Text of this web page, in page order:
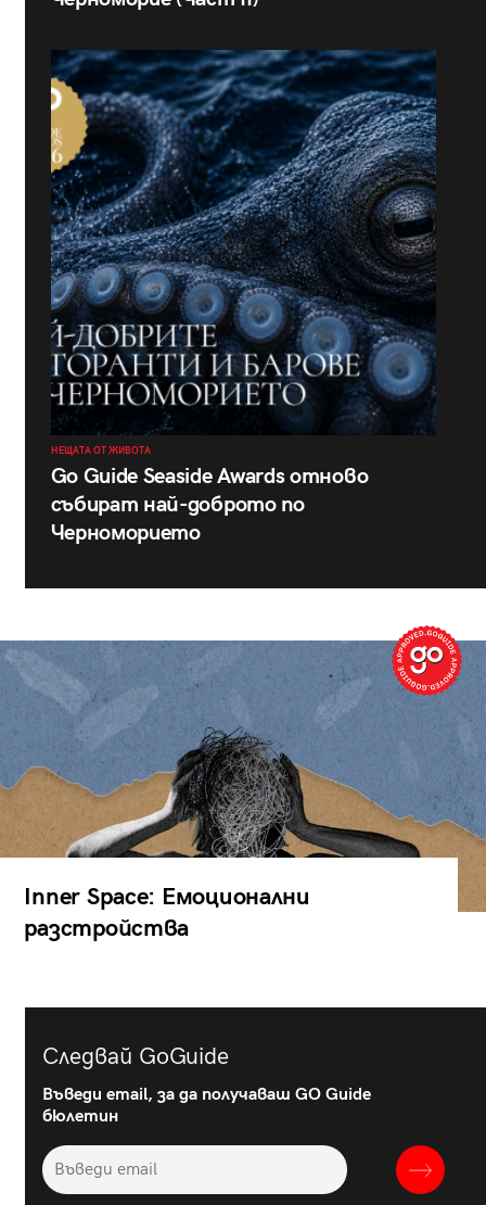
НЕЩАТА ОТ ЖИВОТА
Go Guide Seaside Awards отново
събират най-доброто по
Черноморието
Inner Space: Емоционални
разстройства
Следвай GoGuide
Въведи email, за да получаваш GO Guide
бюлетин